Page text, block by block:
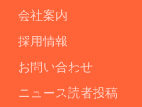
会社案内
採用情報
お問い合わせ
ニュース読者投稿